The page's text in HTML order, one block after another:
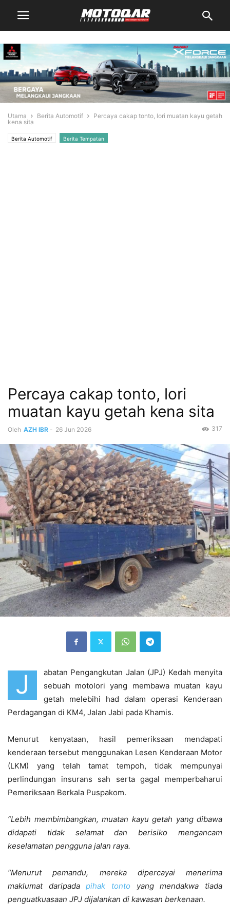
Utama Berita Automotif
Percaya cakap tonto, lori muatan kayu getah
kena sita
Berita Automotif Berita Tempatan
Percaya cakap tonto, lori
muatan kayu getah kena sita
Oleh AZH IBR - 26 Jun 2026 317
J
abatan Pengangkutan Jalan (JPJ) Kedah menyita
sebuah motolori yang membawa muatan kayu
getah melebihi had dalam operasi Kenderaan
Perdagangan di KM4, Jalan Jabi pada Khamis.
Menurut kenyataan, hasil pemeriksaan mendapati
kenderaan tersebut menggunakan Lesen Kenderaan Motor
(LKM) yang telah tamat tempoh, tidak mempunyai
perlindungan insurans sah serta gagal memperbaharui
Pemeriksaan Berkala Puspakom.
“Lebih membimbangkan, muatan kayu getah yang dibawa
didapati tidak selamat dan berisiko mengancam
keselamatan pengguna jalan raya.
“Menurut pemandu, mereka dipercayai menerima
maklumat daripadapihak tonto yang mendakwa tiada
penguatkuasaan JPJ dijalankan di kawasan berkenaan.